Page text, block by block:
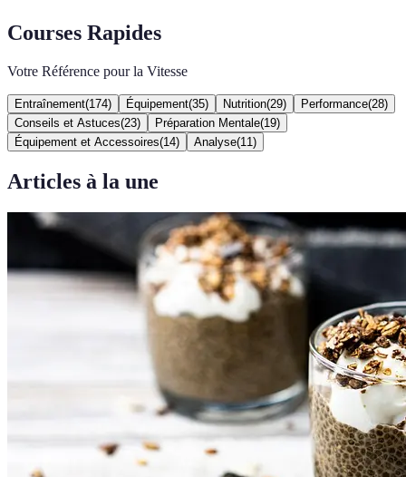
Courses Rapides
Votre Référence pour la Vitesse
Entraînement(174) Équipement(35) Nutrition(29) Performance(28)
Conseils et Astuces(23) Préparation Mentale(19)
Équipement et Accessoires(14) Analyse(11 )
Articles à la une